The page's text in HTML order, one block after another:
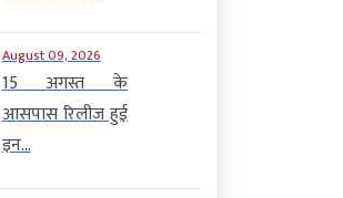
August 09, 2026
15 अगस्त के
आसपास रिलीज हुई
इन...